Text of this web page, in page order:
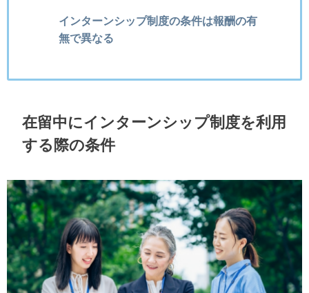
インターンシップ制度の条件は報酬の有
無で異なる
在留中にインターンシップ制度を利用
する際の条件